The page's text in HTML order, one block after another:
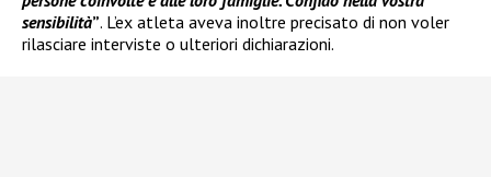
sensibilità”. L’ex atleta aveva inoltre precisato di non voler
rilasciare interviste o ulteriori dichiarazioni.